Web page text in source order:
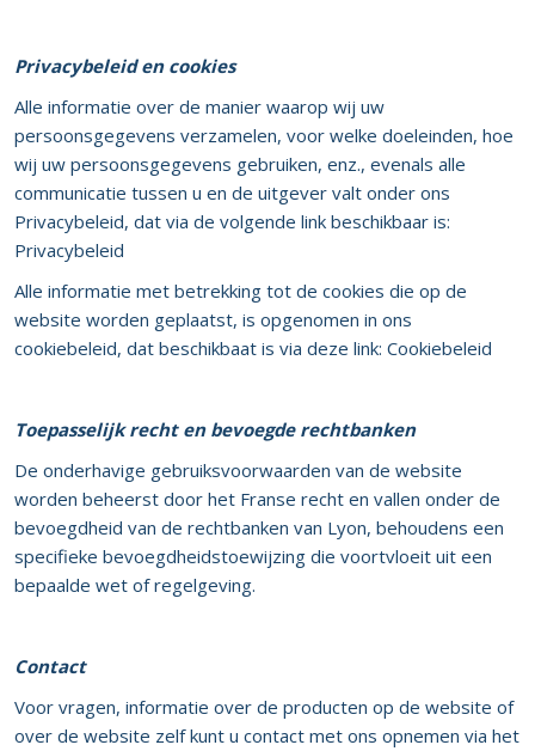
Privacybeleid en cookies
Alle informatie over de manier waarop wij uw
persoonsgegevens verzamelen, voor welke doeleinden, hoe
wij uw persoonsgegevens gebruiken, enz., evenals alle
communicatie tussen u en de uitgever valt onder ons
Privacybeleid, dat via de volgende link beschikbaar is:
Privacybeleid
Alle informatie met betrekking tot de cookies die op de
website worden geplaatst, is opgenomen in ons
cookiebeleid, dat beschikbaat is via deze link: Cookiebeleid
Toepasselijk recht en bevoegde rechtbanken
De onderhavige gebruiksvoorwaarden van de website
worden beheerst door het Franse recht en vallen onder de
bevoegdheid van de rechtbanken van Lyon, behoudens een
specifieke bevoegdheidstoewijzing die voortvloeit uit een
bepaalde wet of regelgeving.
Contact
Voor vragen, informatie over de producten op de website of
over de website zelf kunt u contact met ons opnemen via het